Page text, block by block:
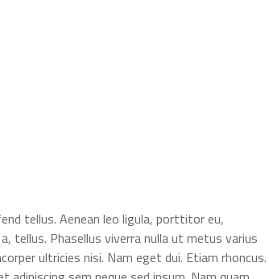
tellus. Aenean leo ligula, porttitor eu,
tellus. Phasellus viverra nulla ut metus varius
ultricies nisi. Nam eget dui. Etiam rhoncus.